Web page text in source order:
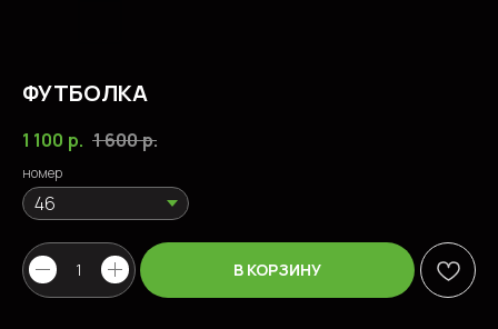
ФУТБОЛКА
1 100 р. 1 600р.
номер
В КОРЗИНУ